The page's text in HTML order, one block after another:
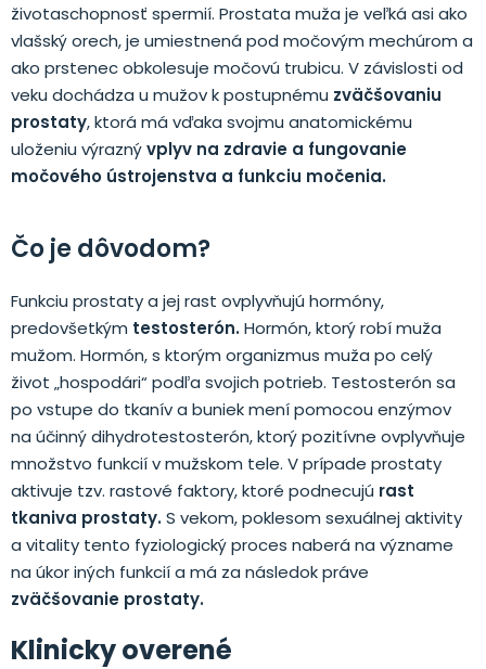
životaschopnosť spermií. Prostata muža je veľká asi ako
vlašský orech, je umiestnená pod močovým mechúrom a
ako prstenec obkolesuje močovú trubicu. V závislosti od
veku dochádza u mužov k postupnému zväčšovaniu
prostaty, ktorá má vďaka svojmu anatomickému
uloženiu výraznývplyv na zdravie a fungovanie
močového ústrojenstva a funkciu močenia.
Čo je dôvodom?
Funkciu prostaty a jej rast ovplyvňujú hormóny,
predovšetkým testosterón.Hormón, ktorý robí muža
mužom. Hormón, s ktorým organizmus muža po celý
život „hospodári“ podľa svojich potrieb. Testosterón sa
po vstupe do tkanív a buniek mení pomocou enzýmov
na účinný dihydrotestosterón, ktorý pozitívne ovplyvňuje
množstvo funkcií v mužskom tele. V prípade prostaty
aktivuje tzv. rastové faktory, ktoré podnecujú rast
tkaniva prostaty.S vekom, poklesom sexuálnej aktivity
a vitality tento fyziologický proces naberá na význame
na úkor iných funkcií a má za následok práve
zväčšovanie prostaty.
Klinicky overené